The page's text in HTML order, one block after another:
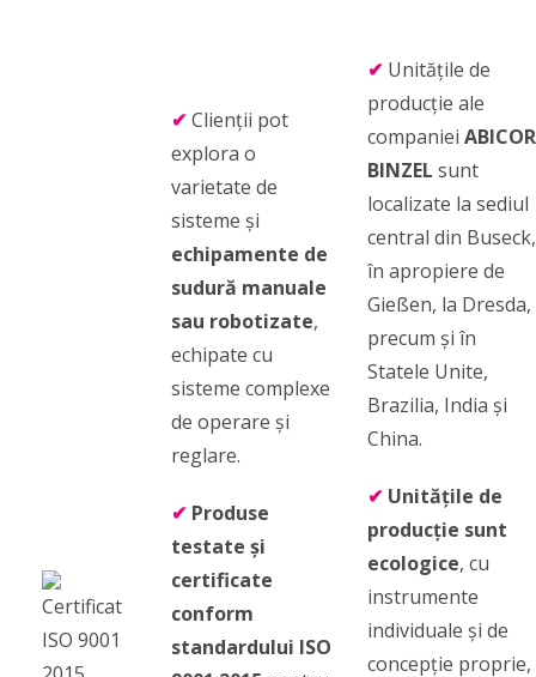
✔ Clienții pot
explora o
varietate de
sisteme și
echipamente de
sudură manuale
sau robotizate,
echipate cu
sisteme complexe
de operare și
reglare.
✔ Produse
testate și
certificate
conform
standardului ISO
✔ Unitățile de
producție ale
companiei ABICOR
BINZEL sunt
localizate la sediul
central din Buseck,
în apropiere de
Gießen, la Dresda,
precum şi în
Statele Unite,
Brazilia, India şi
China.
✔ Unitățile de
producție sunt
ecologice, cu
instrumente
individuale și de
concepție proprie,